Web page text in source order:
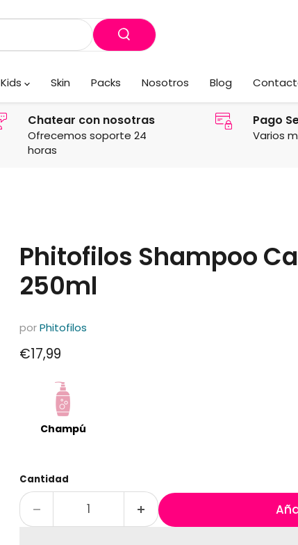
Kids Skin Packs Nosotros Blog
Chatear con nosotras
Ofrecemos soporte 24
horas
Pago
Varios
Phitofilos Shampoo
250ml
porPhitofilos
Precio actual
€17,99
Champú
Cantidad